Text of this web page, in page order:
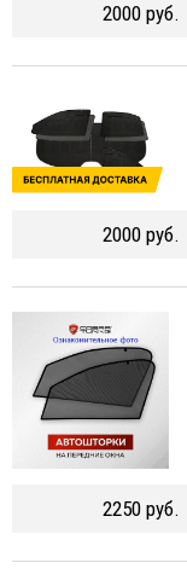
2000 руб.
2000 руб.
2250 руб.